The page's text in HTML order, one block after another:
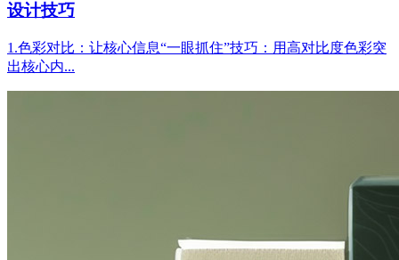
设计技巧
1.色彩对比：让核心信息“一眼抓住”技巧：用高对比度色彩突
出核心内...